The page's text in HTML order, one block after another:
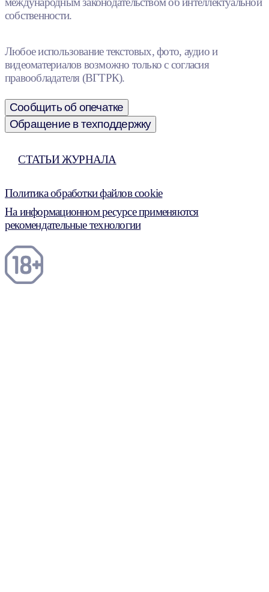
собственности.
Любое использование текстовых, фото, аудио и
видеоматериалов возможно только с согласия
правообладателя (ВГТРК).
Сообщить об опечатке
Обращение в техподдержку
СТАТЬИ ЖУРНАЛА
Политика обработки файлов cookie
На информационном ресурсе применяются
рекомендательные технологии